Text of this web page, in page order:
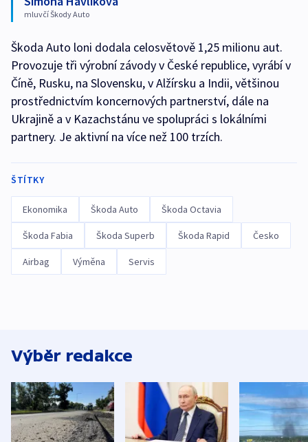
mluvčí Škody Auto
Škoda Auto loni dodala celosvětově 1,25 milionu aut.
Provozuje tři výrobní závody v České republice, vyrábí v
Číně, Rusku, na Slovensku, v Alžírsku a Indii, většinou
prostřednictvím koncernových partnerství, dále na
Ukrajině a v Kazachstánu ve spolupráci s lokálními
partnery. Je aktivní na více než 100 trzích.
ŠTÍTKY
Ekonomika Škoda Auto Škoda Octavia
Škoda Fabia Škoda Superb Škoda Rapid Česko
Airbag Výměna Servis
Výběr redakce